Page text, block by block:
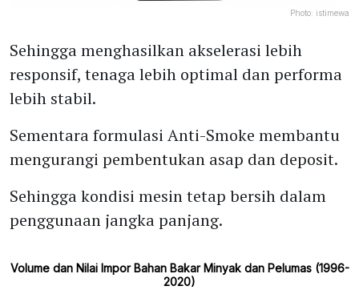
Photo: istimewa
Sehingga menghasilkan akselerasi lebih
responsif, tenaga lebih optimal dan performa
lebih stabil.
Sementara formulasi Anti-Smoke membantu
mengurangi pembentukan asap dan deposit.
Sehingga kondisi mesin tetap bersih dalam
penggunaan jangka panjang.